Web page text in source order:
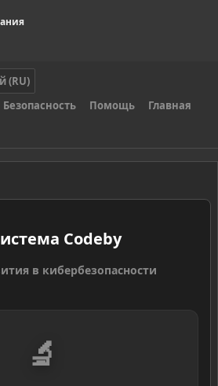
(RU)
Безопасность Помощь Главная
Codeby
в кибербезопасности
🔬